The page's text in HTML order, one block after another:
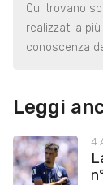
Qui trovano
realizzati a
conoscenza
Leggi
4